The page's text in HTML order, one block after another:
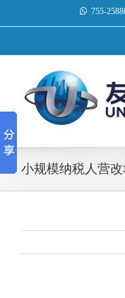
755-
小规模纳税人营